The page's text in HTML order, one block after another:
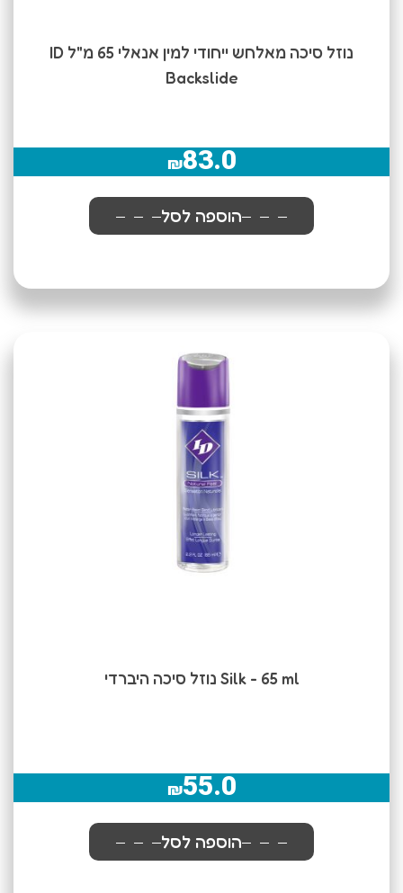
נוזל סיכה מאלחש ייחודי למין אנאלי 65 מ"ל ID
Backslide
₪83.0
הוספה לסל
Silk - 65 ml נוזל סיכה היברדי
₪55.0
הוספה לסל